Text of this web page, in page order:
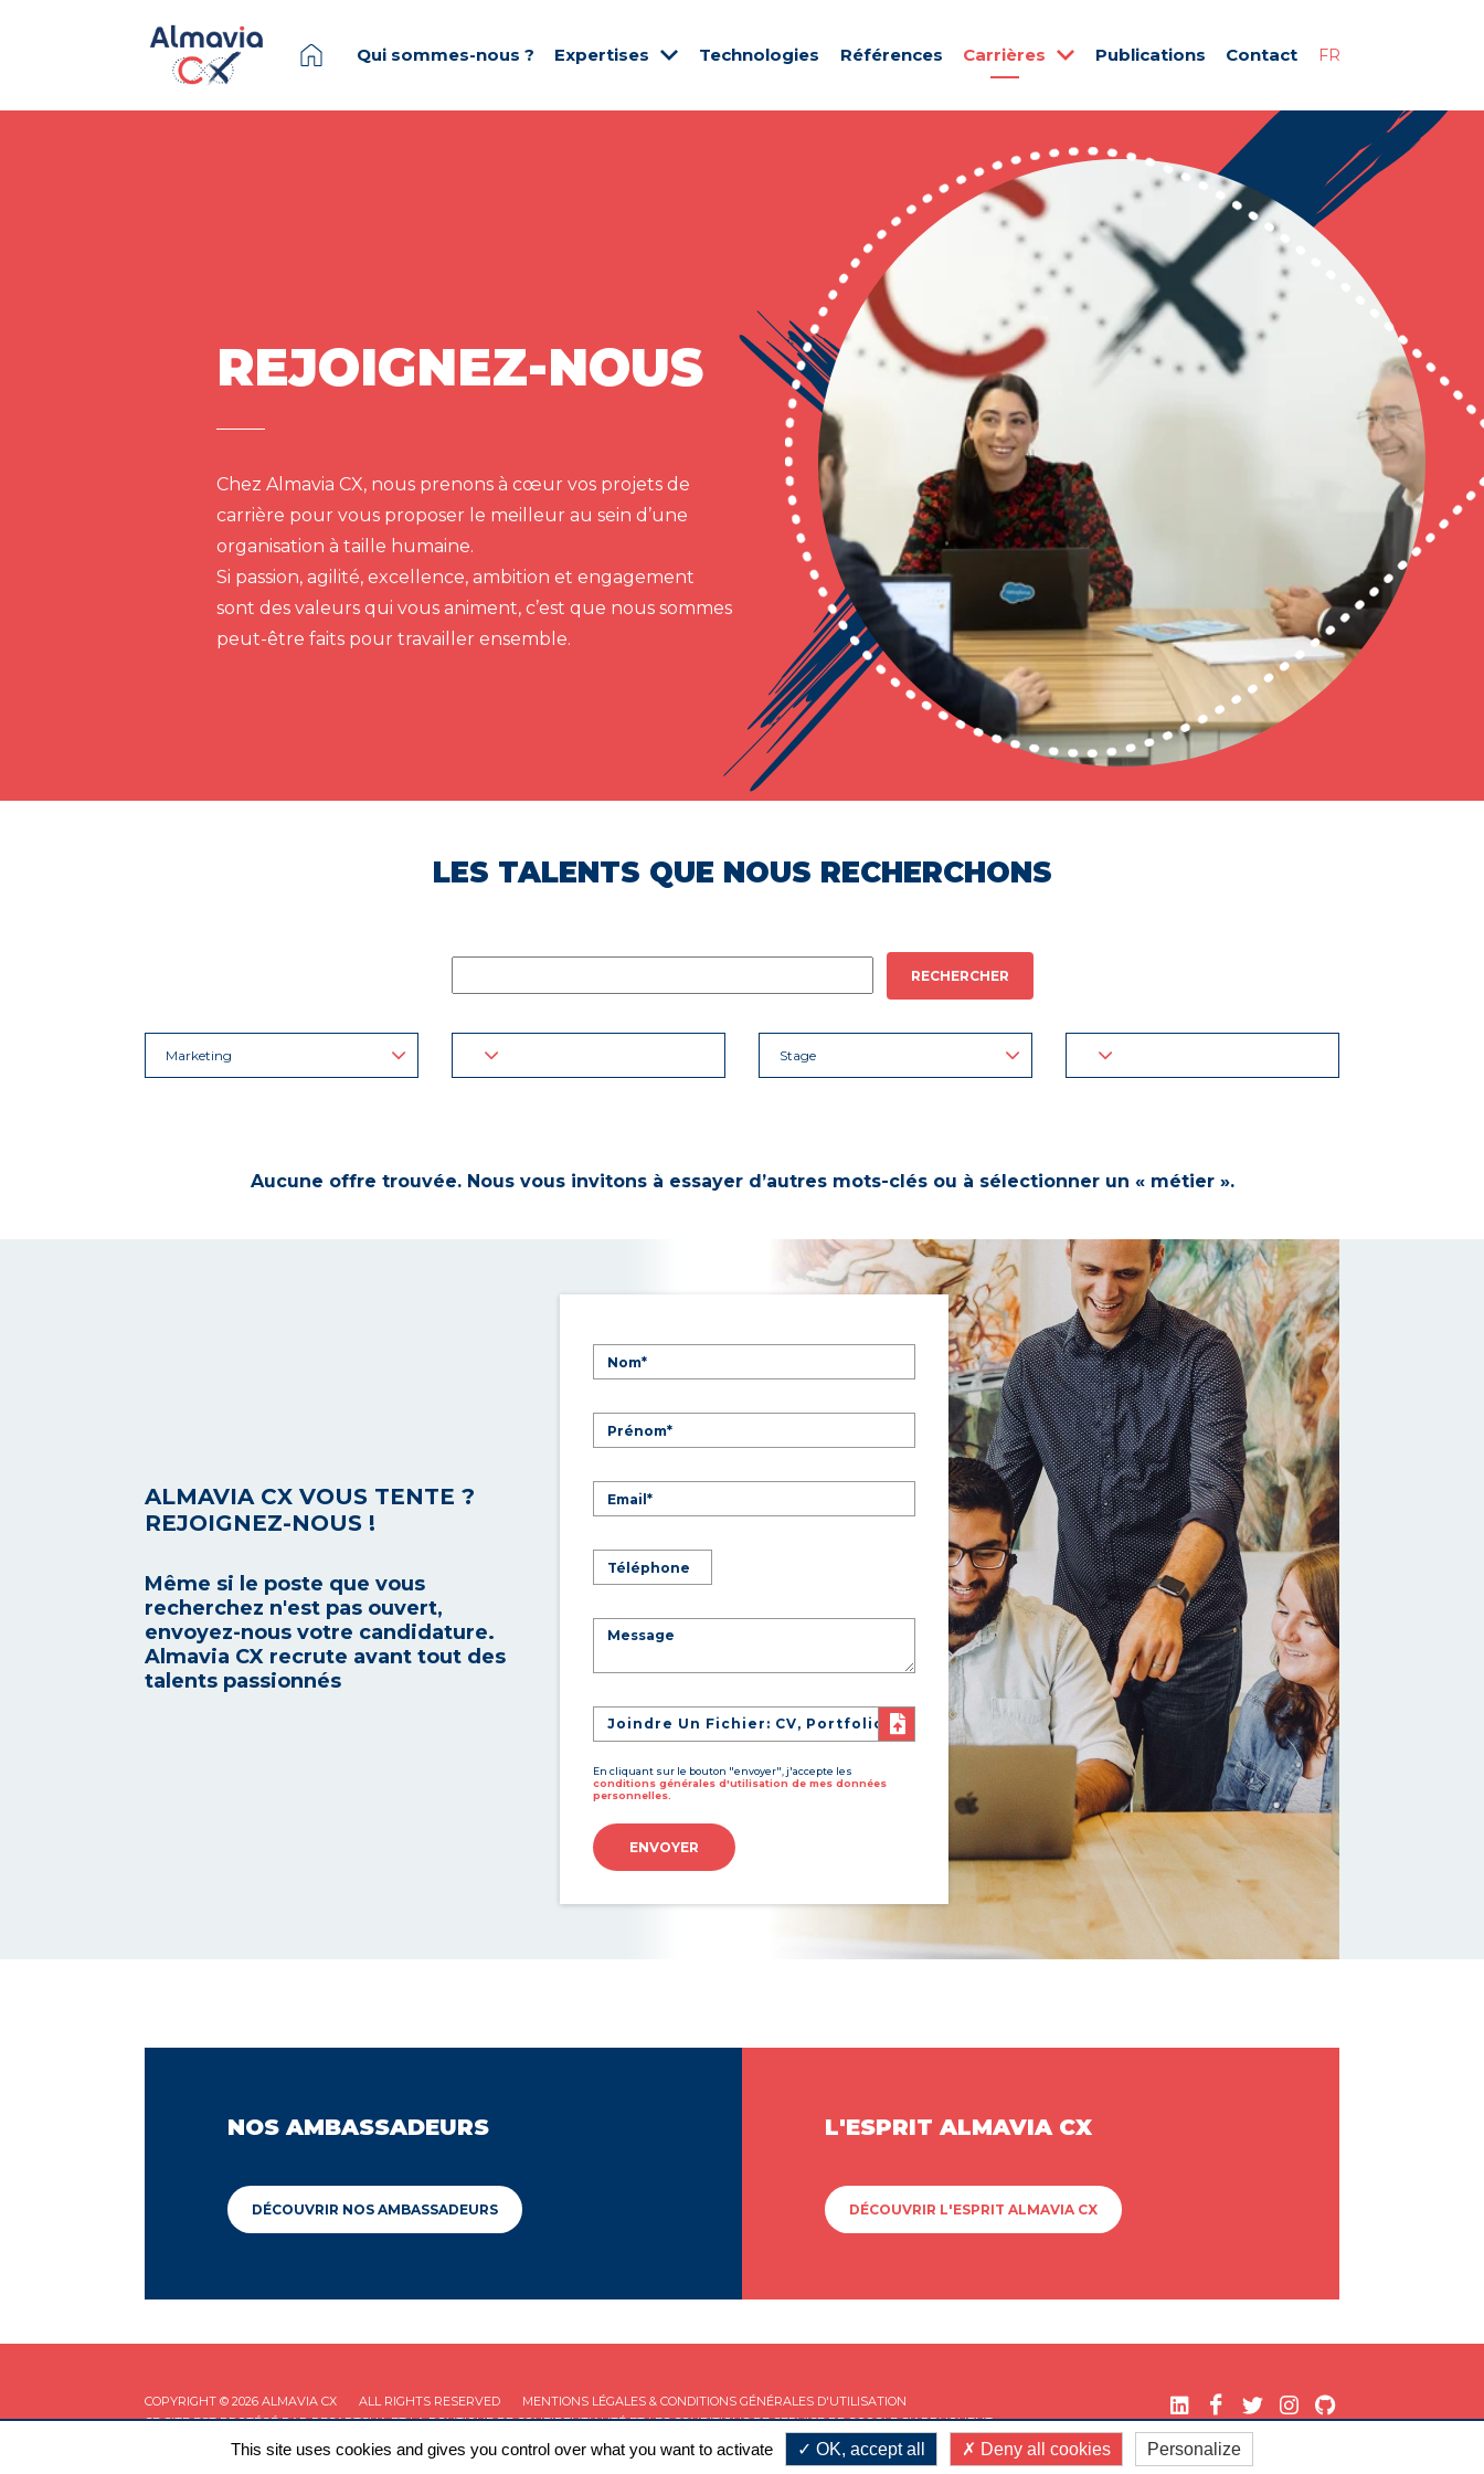
Qui sommes-nous ? Expertises Technologies Références Carrières Publications Contact FR
REJOIGNEZ-NOUS
Chez Almavia CX, nous prenons à cœur vos projets de
carrière pour vous proposer le meilleur au sein d’une
organisation à taille humaine.
Si passion, agilité, excellence, ambition et engagement
sont des valeurs qui vous animent, c’est que nous sommes
peut-être faits pour travailler ensemble.
LES TALENTS QUE NOUS RECHERCHONS
RECHERCHER
Marketing Stage
Aucune offre trouvée. Nous vous invitons à essayer d’autres mots-clés ou à sélectionner un « métier ».
ALMAVIA CX VOUS TENTE ?
REJOIGNEZ-NOUS !
Même si le poste que vous
recherchez n'est pas ouvert,
envoyez-nous votre candidature.
Almavia CX recrute avant tout des
talents passionnés
Joindre Un Fichier: CV, Portfolio
En cliquant sur le bouton "envoyer", j'accepte les
conditions générales d'utilisation de mes données
personnelles.
ENVOYER
NOS AMBASSADEURS
DÉCOUVRIR NOS AMBASSADEURS
L'ESPRIT ALMAVIA CX
DÉCOUVRIR L'ESPRIT ALMAVIA CX
COPYRIGHT © 2026 ALMAVIA CX ALL RIGHTS RESERVED
MENTIONS LÉGALES & CONDITIONS GÉNÉRALES D'UTILISATION
CE SITE EST PROTÉGÉ PAR RECAPTCHA ET LAPOLITIQUE DE CONFIDENTIALITÉET LESCONDITIONS DE SERVICEDE GOOGLE S'APPLIQUENT.
This site uses cookies and gives you control over what you want to activate OK, accept all Deny all cookies Personalize